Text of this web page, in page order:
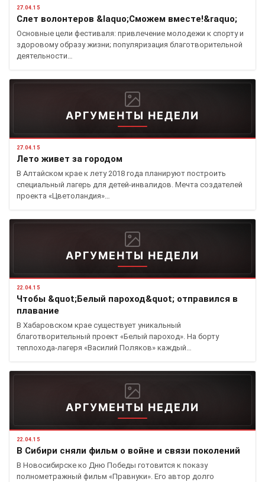
27.04.15
Cлет волонтеров &laquo;Сможем вместе!&raquo;
Основные цели фестиваля: привлечение молодежи к спорту и
здоровому образу жизни; популяризация благотворительной
деятельности…
АРГУМЕНТЫ НЕДЕЛИ
27.04.15
Лето живет за городом
В Алтайском крае к лету 2018 года планируют построить
специальный лагерь для детей-инвалидов. Мечта создателей
проекта «Цветоландия»…
АРГУМЕНТЫ НЕДЕЛИ
22.04.15
Чтобы &quot;Белый пароход&quot; отправился в
плавание
В Хабаровском крае существует уникальный
благотворительный проект «Белый пароход». На борту
теплохода-лагеря «Василий Поляков» каждый…
АРГУМЕНТЫ НЕДЕЛИ
22.04.15
В Сибири сняли фильм о войне и связи поколений
В Новосибирске ко Дню Победы готовится к показу
полнометражный фильм «Правнуки». Его автор долго